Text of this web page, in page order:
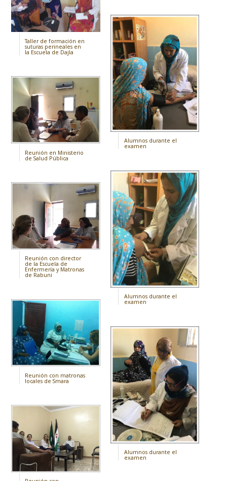
Taller de formación en
suturas perineales en
la Escuela de Dajla
Reunión en Ministerio
de Salud Pública
Reunión con director
de la Escuela de
Enfermería y Matronas
de Rabuni
Reunión con matronas
locales de Smara
Alumnos durante el
examen
Alumnos durante el
examen
Alumnos durante el
examen